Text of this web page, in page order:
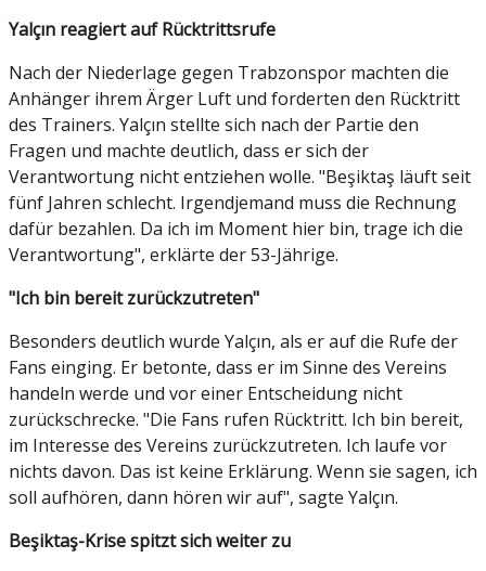
Yalçın reagiert auf Rücktrittsrufe
Nach der Niederlage gegen Trabzonspor machten die
Anhänger ihrem Ärger Luft und forderten den Rücktritt
des Trainers. Yalçın stellte sich nach der Partie den
Fragen und machte deutlich, dass er sich der
Verantwortung nicht entziehen wolle. "Beşiktaş läuft seit
fünf Jahren schlecht. Irgendjemand muss die Rechnung
dafür bezahlen. Da ich im Moment hier bin, trage ich die
Verantwortung", erklärte der 53-Jährige.
"Ich bin bereit zurückzutreten"
Besonders deutlich wurde Yalçın, als er auf die Rufe der
Fans einging. Er betonte, dass er im Sinne des Vereins
handeln werde und vor einer Entscheidung nicht
zurückschrecke. "Die Fans rufen Rücktritt. Ich bin bereit,
im Interesse des Vereins zurückzutreten. Ich laufe vor
nichts davon. Das ist keine Erklärung. Wenn sie sagen, ich
soll aufhören, dann hören wir auf", sagte Yalçın.
Beşiktaş-Krise spitzt sich weiter zu